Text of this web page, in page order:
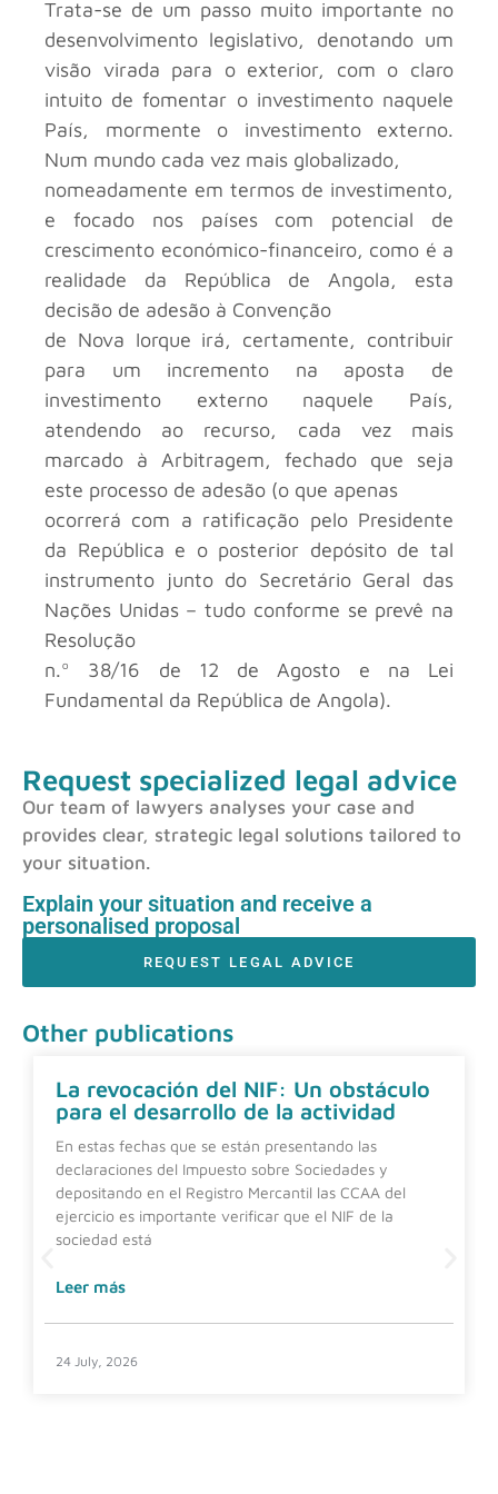
Trata-se de um passo muito importante no
desenvolvimento legislativo, denotando um
visão virada para o exterior, com o claro
intuito de fomentar o investimento naquele
País, mormente o investimento externo.
Num mundo cada vez mais globalizado,
nomeadamente em termos de investimento,
e focado nos países com potencial de
crescimento económico-financeiro, como é a
realidade da República de Angola, esta
decisão de adesão à Convenção
de Nova Iorque irá, certamente, contribuir
para um incremento na aposta de
investimento externo naquele País,
atendendo ao recurso, cada vez mais
marcado à Arbitragem, fechado que seja
este processo de adesão (o que apenas
ocorrerá com a ratificação pelo Presidente
da República e o posterior depósito de tal
instrumento junto do Secretário Geral das
Nações Unidas – tudo conforme se prevê na
Resolução
n.º 38/16 de 12 de Agosto e na Lei
Fundamental da República de Angola).
Request specialized legal advice
Our team of lawyers analyses your case and
provides clear, strategic legal solutions tailored to
your situation.
Explain your situation and receive a
personalised proposal
REQUEST LEGAL ADVICE
Other publications
La revocación del NIF: Un obstáculo
para el desarrollo de la actividad
En estas fechas que se están presentando las
declaraciones del Impuesto sobre Sociedades y
depositando en el Registro Mercantil las CCAA del
ejercicio es importante verificar que el NIF de la
sociedad está
Leer más
24 July, 2026